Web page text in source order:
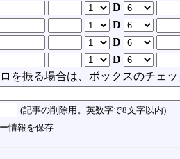
D
D
D
D
を振る場合は、ボックスのチェッ
(記事の削除用。英数字で8文字以内)
情報を保存